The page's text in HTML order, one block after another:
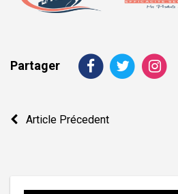
Partager
Navigation
Article Précedent